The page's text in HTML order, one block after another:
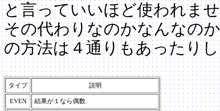
と言っていいほど使われま
その代わりなのかなんなの
の方法は４通りもあったり
タイプ 説明
EVEN 結果が１なら偶数